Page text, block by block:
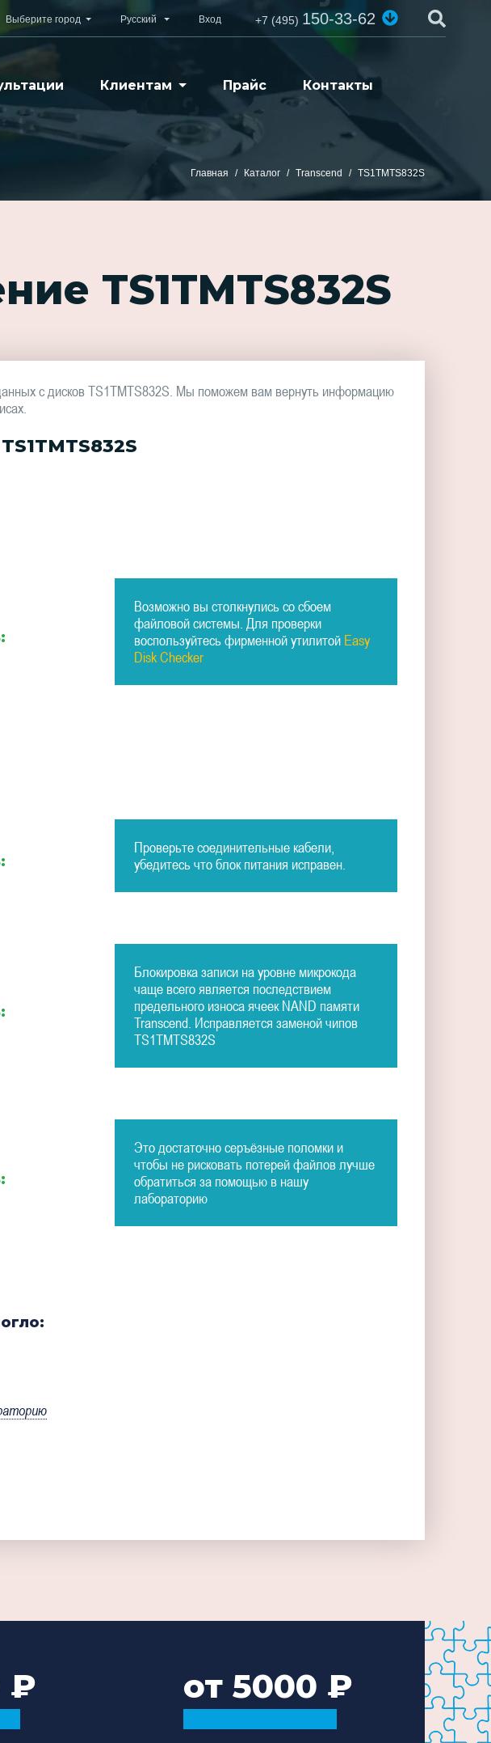
Клиентам Прайс Контакты
Выберите город Русский Вход +7 (495)150-33-62
Главная Каталог Transcend TS1TMTS832S
TS1TMTS832S
с дисков TS1TMTS832S. Мы поможем вам вернуть информацию
Возможно вы столкнулись со сбоем
файловой системы. Для проверки
воспользуйтесь фирменной утилитой Easy
Disk Checker
Проверьте соединительные кабели,
убедитесь что блок питания исправен.
Блокировка записи на уровне микрокода
чаще всего является последствием
предельного износа ячеек NAND памяти
Transcend. Исправляется заменой чипов
TS1TMTS832S
Это достаточно серъёзные поломки и
чтобы не рисковать потерей файлов лучше
обратиться за помощью в нашу
лабораторию
от 5000